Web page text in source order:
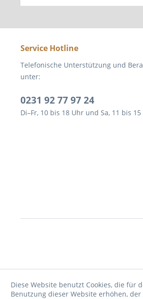
Service Hotline
Telefonische Unterstützung und
unter:
0231 92 77 97 24
Di–Fr, 10 bis 18 Uhr und Sa, 11 bis
Diese Website benutzt Cookies, die für
Benutzung dieser Website erhöhen,